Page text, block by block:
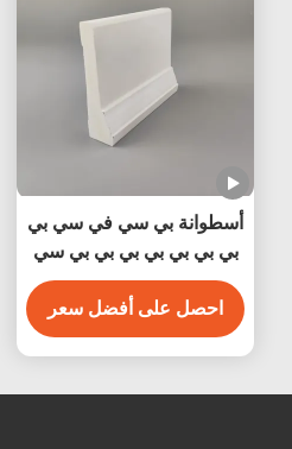
أسطوانة بي سي في سي بي
بي بي بي بي بي بي بي سي
بيضاء مضادة للماء سهلة
التنظيف
احصل على أفضل سعر